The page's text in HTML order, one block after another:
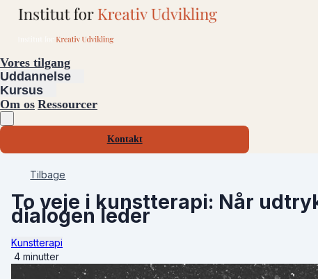
Vores tilgang
Uddannelse
Kursus
Om os Ressourcer
Kontakt
Tilbage
To veje i kunstterapi: Når
dialogen leder
Kunstterapi
4 minutter